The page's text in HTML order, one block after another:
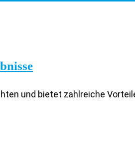
und bietet zahlreiche